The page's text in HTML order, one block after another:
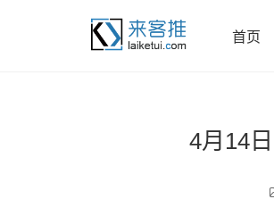
首页
4月14